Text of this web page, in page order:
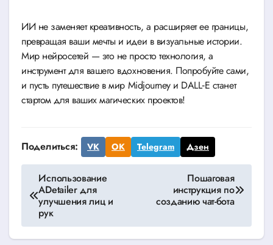
ИИ не заменяет креативность, а расширяет ее границы,
превращая ваши мечты и идеи в визуальные истории.
Мир нейросетей — это не просто технология, а
инструмент для вашего вдохновения. Попробуйте сами,
и пусть путешествие в мир Midjourney и DALL‑E станет
стартом для ваших магических проектов!
Поделиться: VK OK Telegram Дзен
Навигация
по
записям
Использование
ADetailer для
улучшения лиц и
рук
Пошаговая
инструкция по
созданию чат-бота